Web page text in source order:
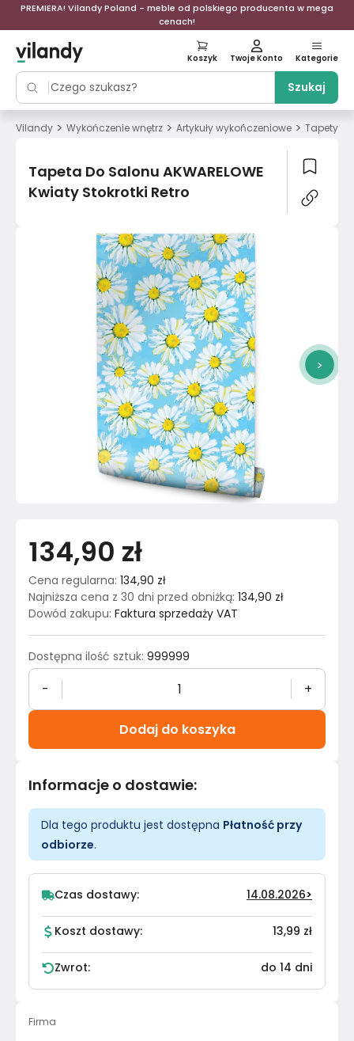
PREMIERA! Vilandy Poland - meble od polskiego producenta w mega
cenach!
Szukaj
Koszyk Twoje Konto Kategorie
Vilandy > Wykończenie wnętrz > Artykuły wykończeniowe > Tapety
Tapeta Do Salonu AKWARELOWE
Kwiaty Stokrotki Retro
>
134,90 zł
Cena regularna: 134,90 zł
Najniższa cena z 30 dni przed obniżką: 134,90 zł
Dowód zakupu: Faktura sprzedaży VAT
Dostępna ilość sztuk: 999999
- +
Dodaj do koszyka
Informacje o dostawie:
Dla tego produktu jest dostępna Płatność przy
odbiorze.
Czas dostawy: 14.08.2026>
Koszt dostawy: 13,99 zł
Zwrot: do 14 dni
Firma